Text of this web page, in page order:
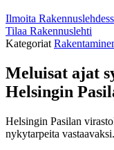
Ilmoita
Tilaa Rakennuslehti
Kategoriat
Meluisat ajat
Helsingin
Helsingin Pasilan
nykytarpeita vastaavaksi.